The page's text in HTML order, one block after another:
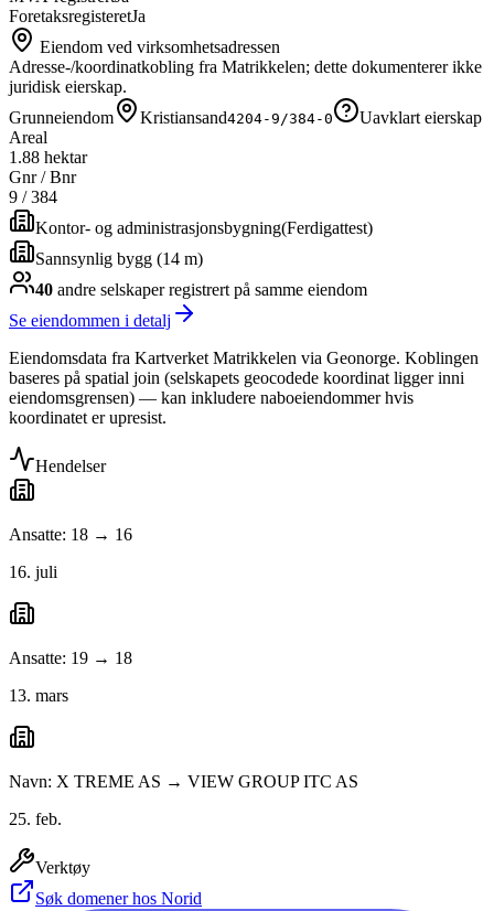
ForetaksregisteretJa
Eiendom ved virksomhetsadressen
Adresse-/koordinatkobling fra Matrikkelen; dette dokumenterer ikke
juridisk eierskap.
Grunneiendom
Kristiansand4204-9/384-0
Uavklart eierskap
Areal
1.88 hektar
Gnr / Bnr
9 /384
Kontor- og administrasjonsbygning(Ferdigattest)
Sannsynlig bygg (14 m)
40 andre selskaperregistrert på samme eiendom
Se eiendommen i detalj
Eiendomsdata fra Kartverket Matrikkelen via Geonorge. Koblingen
baseres på spatial join (selskapets geocodede koordinat ligger inni
eiendomsgrensen) — kan inkludere naboeiendommer hvis
koordinatet er upresist.
Hendelser
Ansatte: 18 → 16
16. juli
Ansatte: 19 → 18
13. mars
Navn: X TREME AS → VIEW GROUP ITC AS
25. feb.
Verktøy
Søk domener hos Norid